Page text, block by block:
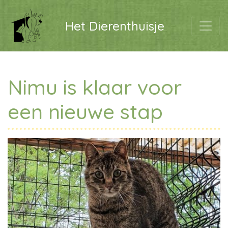
Het Dierenthuisje
Nimu is klaar voor
een nieuwe stap